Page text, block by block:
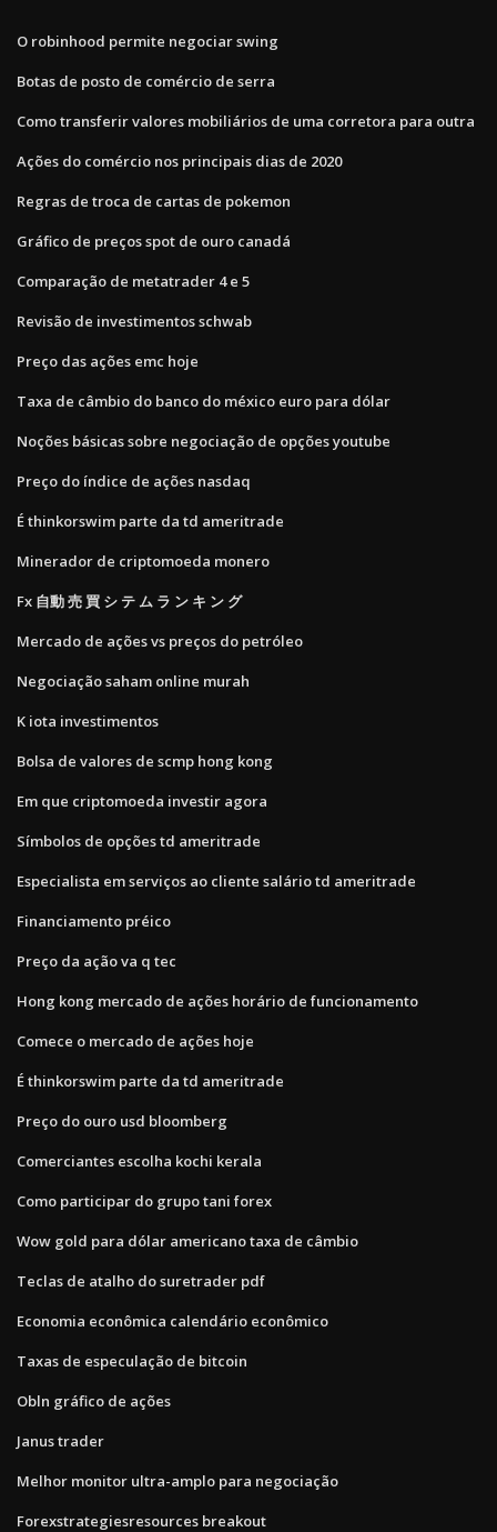
O robinhood permite negociar swing
Botas de posto de comércio de serra
Como transferir valores mobiliários de uma corretora para outra
Ações do comércio nos principais dias de 2020
Regras de troca de cartas de pokemon
Gráfico de preços spot de ouro canadá
Comparação de metatrader 4 e 5
Revisão de investimentos schwab
Preço das ações emc hoje
Taxa de câmbio do banco do méxico euro para dólar
Noções básicas sobre negociação de opções youtube
Preço do índice de ações nasdaq
É thinkorswim parte da td ameritrade
Minerador de criptomoeda monero
Fx 自動 売 買 シ テ ム ラ ン キ ン グ
Mercado de ações vs preços do petróleo
Negociação saham online murah
K iota investimentos
Bolsa de valores de scmp hong kong
Em que criptomoeda investir agora
Símbolos de opções td ameritrade
Especialista em serviços ao cliente salário td ameritrade
Financiamento préico
Preço da ação va q tec
Hong kong mercado de ações horário de funcionamento
Comece o mercado de ações hoje
É thinkorswim parte da td ameritrade
Preço do ouro usd bloomberg
Comerciantes escolha kochi kerala
Como participar do grupo tani forex
Wow gold para dólar americano taxa de câmbio
Teclas de atalho do suretrader pdf
Economia econômica calendário econômico
Taxas de especulação de bitcoin
Obln gráfico de ações
Janus trader
Melhor monitor ultra-amplo para negociação
Forexstrategiesresources breakout